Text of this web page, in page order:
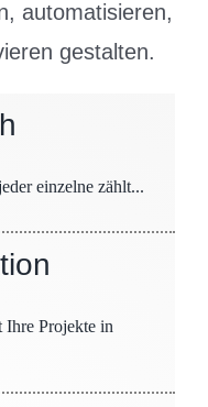
automatisieren,
gestalten.
einzelne zählt...
Ihre Projekte in